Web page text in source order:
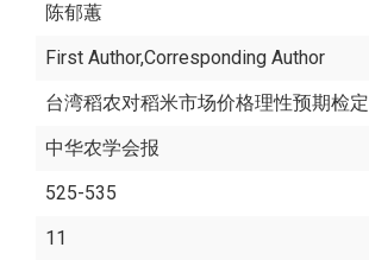
陈郁蕙
First Author,Corresponding Author
台湾稻农对稻米市场价格理性预期检定
中华农学会报
525-535
11